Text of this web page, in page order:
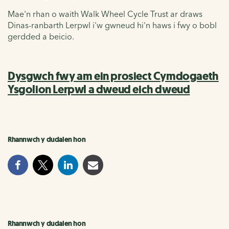
Mae'n rhan o waith Walk Wheel Cycle Trust ar draws
Dinas-ranbarth Lerpwl i'w gwneud hi'n haws i fwy o bobl
gerdded a beicio.
Dysgwch fwy am ein prosiect Cymdogaeth
Ysgolion Lerpwl a dweud eich dweud
Rhannwch y dudalen hon
Rhannwch y dudalen hon